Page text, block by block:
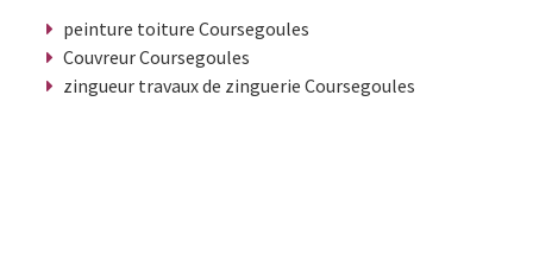
peinture toiture Coursegoules
Couvreur Coursegoules
zingueur travaux de zinguerie Coursegoules